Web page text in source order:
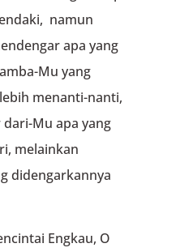
namun
apa yang
Mu yang
menanti-nanti,
Mu apa yang
melainkan
didengarkannya
Engkau, O